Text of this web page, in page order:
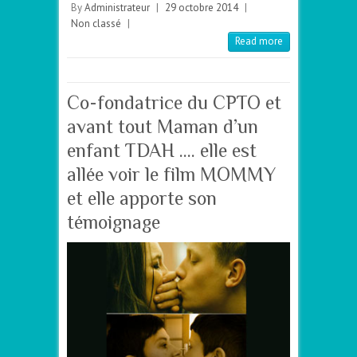
ByAdministrateur | 29 octobre 2014 |
Non classé |
Read more
Co-fondatrice du CPTO et
avant tout Maman d’un
enfant TDAH …. elle est
allée voir le film MOMMY
et elle apporte son
témoignage